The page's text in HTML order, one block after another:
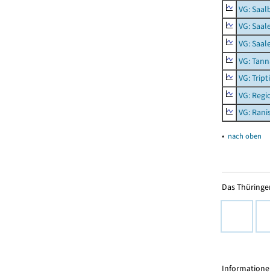
VG:
VG:
VG:
VG:
VG:
VG:
VG:
▴ nach oben
Das